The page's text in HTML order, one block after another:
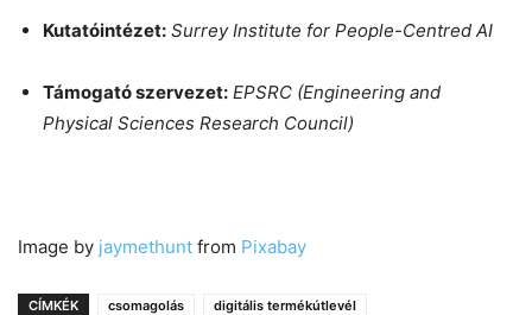
Kutatóintézet: Surrey Institute for People-Centred AI
Támogató szervezet: EPSRC (Engineering and
Physical Sciences Research Council)
Image by jaymethunt from Pixabay
CÍMKÉK csomagolás
digitális termékútlevél